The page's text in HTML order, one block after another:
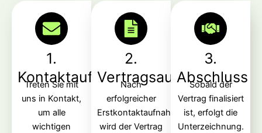
1.
Kontaktaufnahme
Treten Sie mit
uns in Kontakt,
um alle
wichtigen
2.
Vertragsausarbeitung
Nach
erfolgreicher
Erstkontaktaufnahme
wird der Vertrag
3.
Abschluss
Sobald der
Vertrag finalisiert
ist, erfolgt die
Unterzeichnung.